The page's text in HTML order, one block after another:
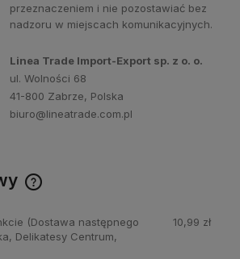
przeznaczeniem i nie pozostawiać bez
nadzoru w miejscach komunikacyjnych.
Linea Trade Import-Export sp. z o. o.
ul. Wolności 68
41-800 Zabrze, Polska
biuro@lineatrade.com.pl
(Dostawa następnego
Delikatesy Centrum,
10,99 zł